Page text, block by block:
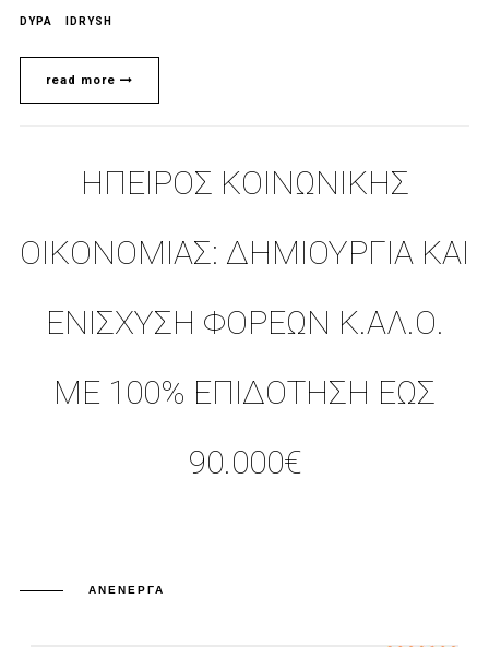
DYPA IDRYSH
read more
ΉΠΕΙΡΟΣ ΚΟΙΝΩΝΙΚΉΣ
ΟΙΚΟΝΟΜΊΑΣ: ΔΗΜΙΟΥΡΓΊΑ ΚΑΙ
ΕΝΊΣΧΥΣΗ ΦΟΡΈΩΝ Κ.ΑΛ.Ο.
ΜΕ 100% ΕΠΙΔΌΤΗΣΗ ΈΩΣ
90.000€
ΑΝΕΝΕΡΓΆ